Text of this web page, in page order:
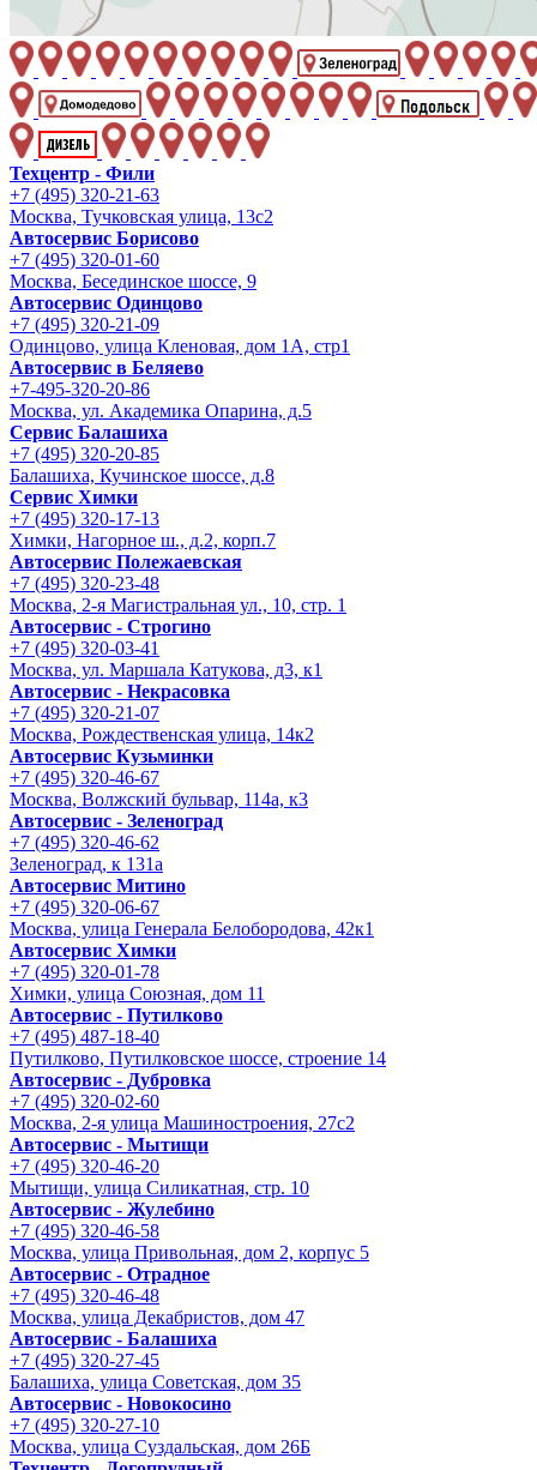
Техцентр - Фили
+7 (495) 320-21-63
Москва, Тучковская улица, 13с2
Автосервис Борисово
+7 (495) 320-01-60
Москва, Бесединское шоссе, 9
Автосервис Одинцово
+7 (495) 320-21-09
Одинцово, улица Кленовая, дом 1А, стр1
Автосервис в Беляево
+7-495-320-20-86
Москва, ул. Академика Опарина, д.5
Сервис Балашиха
+7 (495) 320-20-85
Балашиха, Кучинское шоссе, д.8
Сервис Химки
+7 (495) 320-17-13
Химки, Нагорное ш., д.2, корп.7
Автосервис Полежаевская
+7 (495) 320-23-48
Москва, 2-я Магистральная ул., 10, стр. 1
Автосервис - Строгино
+7 (495) 320-03-41
Москва, ул. Маршала Катукова, д3, к1
Автосервис - Некрасовка
+7 (495) 320-21-07
Москва, Рождественская улица, 14к2
Автосервис Кузьминки
+7 (495) 320-46-67
Москва, Волжский бульвар, 114а, к3
Автосервис - Зеленоград
+7 (495) 320-46-62
Зеленоград, к 131а
Автосервис Митино
+7 (495) 320-06-67
Москва, улица Генерала Белобородова, 42к1
Автосервис Химки
+7 (495) 320-01-78
Химки, улица Союзная, дом 11
Автосервис - Путилково
+7 (495) 487-18-40
Путилково, Путилковское шоссе, строение 14
Автосервис - Дубровка
+7 (495) 320-02-60
Москва, 2-я улица Машиностроения, 27с2
Автосервис - Мытищи
+7 (495) 320-46-20
Мытищи, улица Силикатная, стр. 10
Автосервис - Жулебино
+7 (495) 320-46-58
Москва, улица Привольная, дом 2, корпус 5
Автосервис - Отрадное
+7 (495) 320-46-48
Москва, улица Декабристов, дом 47
Автосервис - Балашиха
+7 (495) 320-27-45
Балашиха, улица Советская, дом 35
Автосервис - Новокосино
+7 (495) 320-27-10
Москва, улица Суздальская, дом 26Б